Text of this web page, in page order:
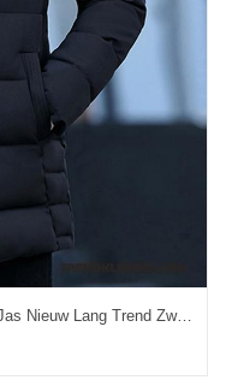
Donsjas Heren Slim Fit 2018 Katoenen Jas Nieuw Lang Trend Zwart